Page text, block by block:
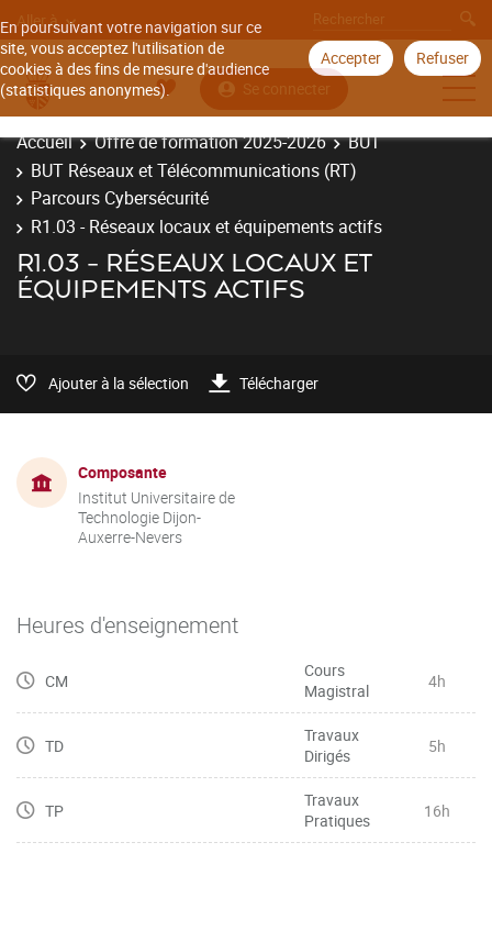
En poursuivant votre navigation sur ce
site, vous acceptez l'utilisation de
cookies à des fins de mesure d'audience
(statistiques anonymes).
Accepter Refuser
Aller à
Se connecter
Accueil Offre de formation 2025-2026
BUT
BUT Réseaux et Télécommunications (RT)
Parcours Cybersécurité
R1.03 - Réseaux locaux et équipements actifs
R1.03 - RÉSEAUX LOCAUX ET
ÉQUIPEMENTS ACTIFS
Ajouter à la sélection Télécharger
Composante
Institut Universitaire de
Technologie Dijon-
Auxerre-Nevers
Heures d'enseignement
CM
Cours
Magistral
4h
TD
Travaux
Dirigés
5h
TP
Travaux
Pratiques
16h